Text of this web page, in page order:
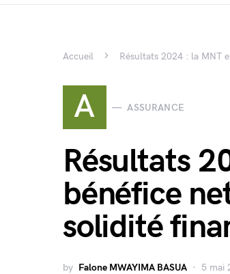
Accueil Résultats 2024 : la MNT
A ASSURANCE
Résultats
bénéfice
solidité
by Falone MWAYIMA BASUA 5 mai